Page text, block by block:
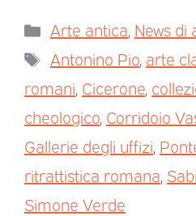
Arte antica News di
Antonino Pio arte
romani Cicerone
cheologico Corridoio
Gallerie degli uffizi
ritrattistica romana
Simone Verde